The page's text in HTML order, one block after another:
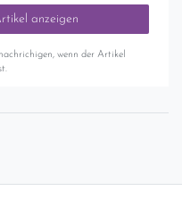
anzeigen
wenn der Artikel